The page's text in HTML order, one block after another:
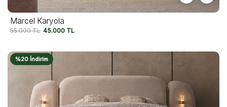
Marcel Karyola
55.000TL 45.000 TL
%20 İndirim